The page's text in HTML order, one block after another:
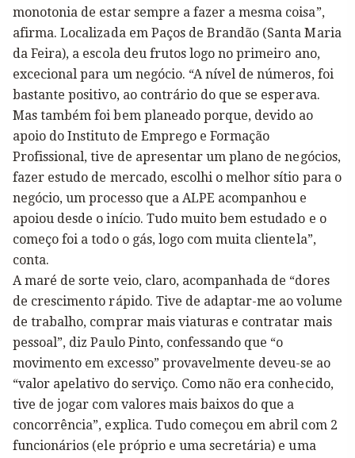
monotonia de estar sempre a fazer a mesma coisa”,
afirma. Localizada em Paços de Brandão (Santa Maria
da Feira), a escola deu frutos logo no primeiro ano,
excecional para um negócio. “A nível de números, foi
bastante positivo, ao contrário do que se esperava.
Mas também foi bem planeado porque, devido ao
apoio do Instituto de Emprego e Formação
Profissional, tive de apresentar um plano de negócios,
fazer estudo de mercado, escolhi o melhor sítio para o
negócio, um processo que a ALPE acompanhou e
apoiou desde o início. Tudo muito bem estudado e o
começo foi a todo o gás, logo com muita clientela”,
conta.
A maré de sorte veio, claro, acompanhada de “dores
de crescimento rápido. Tive de adaptar-me ao volume
de trabalho, comprar mais viaturas e contratar mais
pessoal”, diz Paulo Pinto, confessando que “o
movimento em excesso” provavelmente deveu-se ao
“valor apelativo do serviço. Como não era conhecido,
tive de jogar com valores mais baixos do que a
concorrência”, explica. Tudo começou em abril com 2
funcionários (ele próprio e uma secretária) e uma